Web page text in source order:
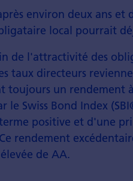
environ deux ans
local pourrait
de l'attractivité des
taux directeurs
toujours un rendement
le Swiss Bond Index
positive et d'une
rendement
de AA.